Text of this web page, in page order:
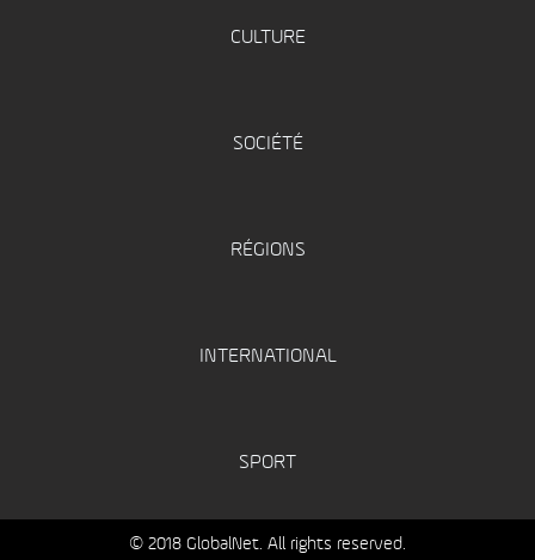
CULTURE
SOCIÉTÉ
RÉGIONS
INTERNATIONAL
SPORT
© 2018 GlobalNet. All rights reserved.